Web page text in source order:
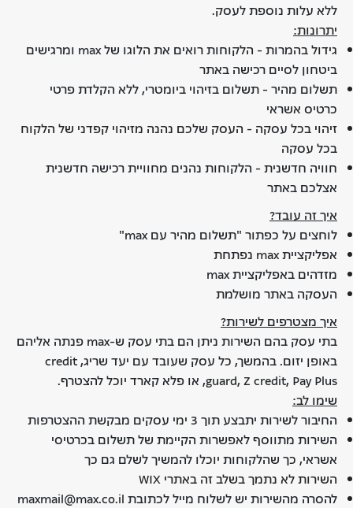
ללא עלות נוספת לעסק.
יתרונות:
גידול בהמרות - הלקוחות רואים את הלוגו של max ומרגישים
ביטחון לסיים רכישה באתר
תשלום מהיר - תשלום בזיהוי ביומטרי, ללא הקלדת פרטי
כרטיס אשראי
זיהוי בכל עסקה - העסק שלכם נהנה מזיהוי קפדני של הלקוח
בכל עסקה
חוויה חדשנית - הלקוחות נהנים מחוויית רכישה חדשנית
אצלכם באתר
איך זה עובד?
לוחצים על כפתור "תשלום מהיר עם max"
אפליקציית max נפתחת
מזדהים באפליקציית max
העסקה באתר מושלמת
איך מצטרפים לשירות?
בתי עסק בהם השירות ניתן הם בתי עסק ש-max פנתה אליהם
באופן יזום. בהמשך, כל עסק שעובד עם יעד שריג, credit
guard, Z credit, Pay Plus, או פלא קארד יוכל להצטרף.
שימו לב:
החיבור לשירות יתבצע תוך 3 ימי עסקים מבקשת ההצטרפות
השירות מתווסף לאפשרות הקיימת של תשלום בכרטיסי
אשראי, כך שהלקוחות יוכלו להמשיך לשלם גם כך
השירות לא נתמך בשלב זה באתרי WIX
להסרה מהשירות יש לשלוח מייל לכתובת maxmail@max.co.il